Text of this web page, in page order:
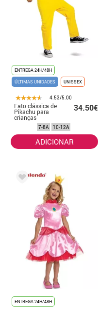
ENTREGA 24H/48H
ÚLTIMAS UNIDADES
UNISSEX
4.53/5.00
Fato clássica de
Pikachu para
crianças
34.50€
7-8A 10-12A
ADICIONAR
ENTREGA 24H/48H